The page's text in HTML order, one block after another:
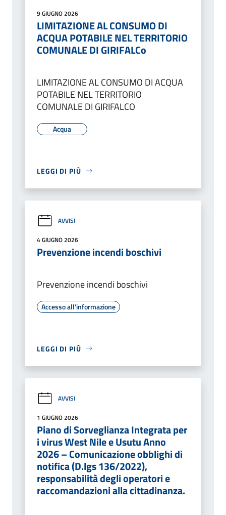
9 GIUGNO 2026
LIMITAZIONE AL CONSUMO DI
ACQUA POTABILE NEL TERRITORIO
COMUNALE DI GIRIFALCo
LIMITAZIONE AL CONSUMO DI ACQUA
POTABILE NEL TERRITORIO
COMUNALE DI GIRIFALCO
Acqua
LEGGI DI PIÙ
AVVISI
4 GIUGNO 2026
Prevenzione incendi boschivi
Prevenzione incendi boschivi
Accesso all'informazione
LEGGI DI PIÙ
AVVISI
1 GIUGNO 2026
Piano di Sorveglianza Integrata per
i virus West Nile e Usutu Anno
2026 – Comunicazione obblighi di
notifica (D.lgs 136/2022),
responsabilità degli operatori e
raccomandazioni alla cittadinanza.